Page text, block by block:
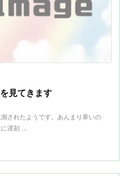
見てきます
されたようです。あんまり寒いの
遅刻 ...